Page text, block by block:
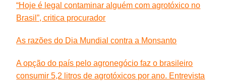
“Hoje é legal contaminar alguém com agrotóxico no
Brasil”, critica procurador
As razões do Dia Mundial contra a Monsanto
A opção do país pelo agronegócio faz o brasileiro
consumir 5,2 litros de agrotóxicos por ano. Entrevista